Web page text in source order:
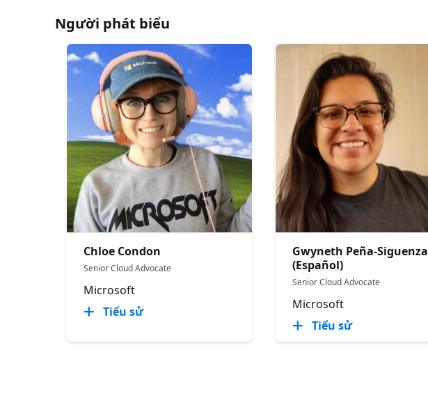
Người phát biểu
Chloe Condon
Senior Cloud Advocate
Microsoft
Tiểu sử
Gwyneth Peña-Siguenza
(Español)
Senior Cloud Advocate
Microsoft
Tiểu sử